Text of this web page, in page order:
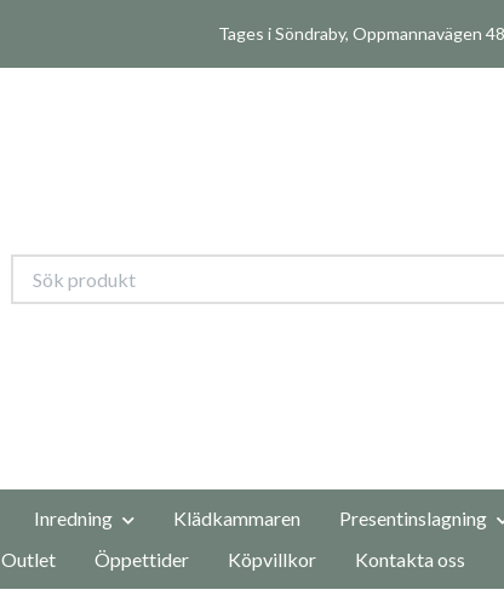
Tages i Söndraby, Oppmannavägen
Inredning Klädkammaren Presentinslagning
Outlet
Öppettider Köpvillkor Kontakta oss